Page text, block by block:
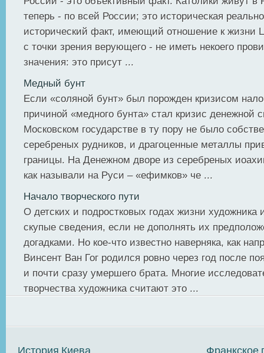
теперь - по всей России; это историческая
исторический факт, имеющий отношение к жизни
с точки зрения верующего - не иметь некоего
значения: это присут ...
Медный бунт
Если «соляной бунт» был порожден кризисом
причиной «медного бунта» стал кризис денежной
Московском государстве в ту пору не было
серебреных рудников, и драгоценные металлы
границы. На Денежном дворе из серебреных
как называли на Руси – «ефимков» че ...
Начало творческого пути
О детских и подростковых годах жизни художника
скупые сведения, если не дополнять их
догадками. Но кое-что известно наверняка, как
Винсент Ван Гог родился ровно через год после
и почти сразу умершего брата. Многие
творчества художника считают это ...